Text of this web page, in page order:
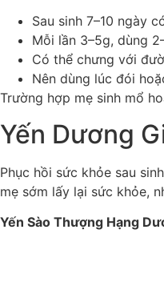
Sau sinh 7–10 ngày
Mỗi lần 3–5g, dùng
Có thể chưng với
Nên dùng lúc đói
Trường hợp mẹ sinh mổ
Yến Dương
Phục hồi sức khỏe sau
mẹ sớm lấy lại sức khỏe,
Yến Sào Thượng Hạng